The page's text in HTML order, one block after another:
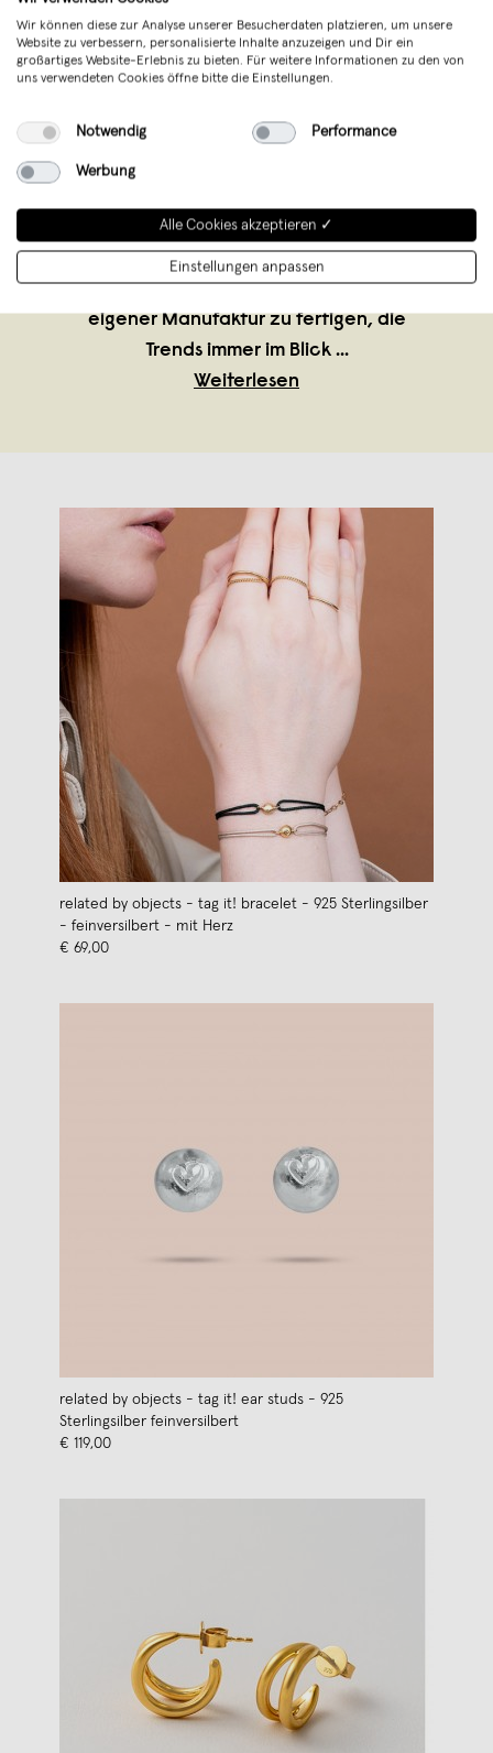
Eine Fusion aus Eleganz, Wahnsinn &
wir sind related by objects. Drei
Designerinnen mit einer gemeinsamen
Vision: Hochwertigen Schmuck aus
eigener Manufaktur zu fertigen, die
Trends immer im Blick ...
Weiterlesen
related by objects - tag it! bracelet - 925 Sterlingsilber
- feinversilbert - mit Herz
€ 69,00
related by objects - tag it! ear studs - 925
Sterlingsilber feinversilbert
€ 119,00
Wir können diese zur Analyse unserer Besucherdaten platzieren, um unsere
Website zu verbessern, personalisierte Inhalte anzuzeigen und Dir ein
großartiges Website-Erlebnis zu bieten. Für weitere Informationen zu den von
uns verwendeten Cookies öffne bitte die Einstellungen.
Notwendig Performance
Werbung
Alle Cookies akzeptieren ✓
Einstellungen anpassen